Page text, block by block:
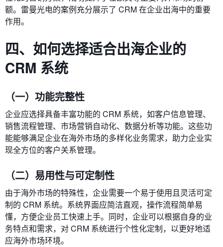
额。雷曼光电的案例充分展示了 CRM 在企业出海中的重要
作用。
四、如何选择适合出海企业的
CRM 系统
（一）功能完整性
企业应选择具备丰富功能的 CRM 系统，如客户信息管理、
销售流程管理、市场营销自动化、数据分析等功能。这些功
能能够满足企业在海外市场的多样化业务需求，助力企业实
现全方位的客户关系管理。
（二）易用性与可定制性
由于海外市场的特殊性，企业需要一个易于使用且灵活可定
制的 CRM 系统。系统界面应简洁直观，操作流程简单易
懂，方便企业员工快速上手。同时，企业可以根据自身的业
务特点和需求，对 CRM 系统进行个性化定制，以更好地适
应海外市场环境。